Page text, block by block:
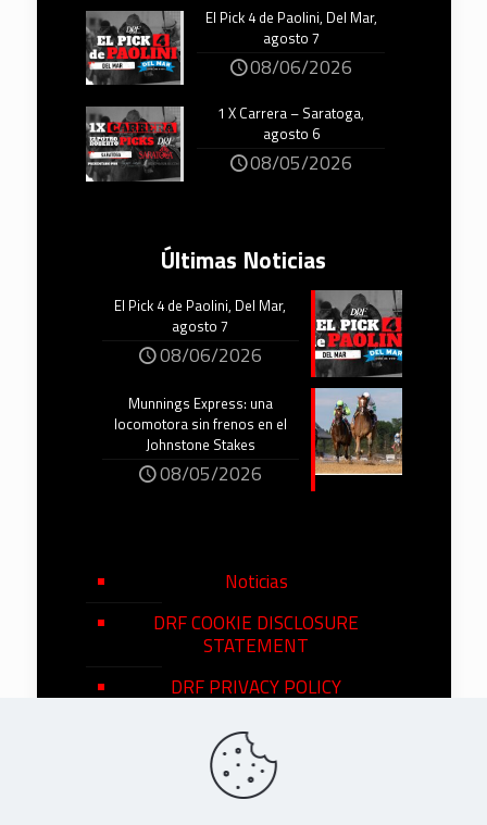
El Pick 4 de Paolini, Del Mar,
agosto 7
08/06/2026
1 X Carrera – Saratoga,
agosto 6
08/05/2026
Últimas Noticias
El Pick 4 de Paolini, Del Mar,
agosto 7
08/06/2026
Munnings Express: una
locomotora sin frenos en el
Johnstone Stakes
08/05/2026
Noticias
DRF COOKIE DISCLOSURE
STATEMENT
DRF PRIVACY POLICY